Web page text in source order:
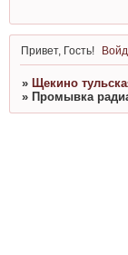
Привет, Гость!
» Щекино
» Промывка